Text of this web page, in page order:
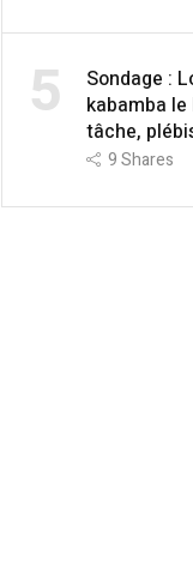
5
Sondage :
kabamba
tâche,
9Shares